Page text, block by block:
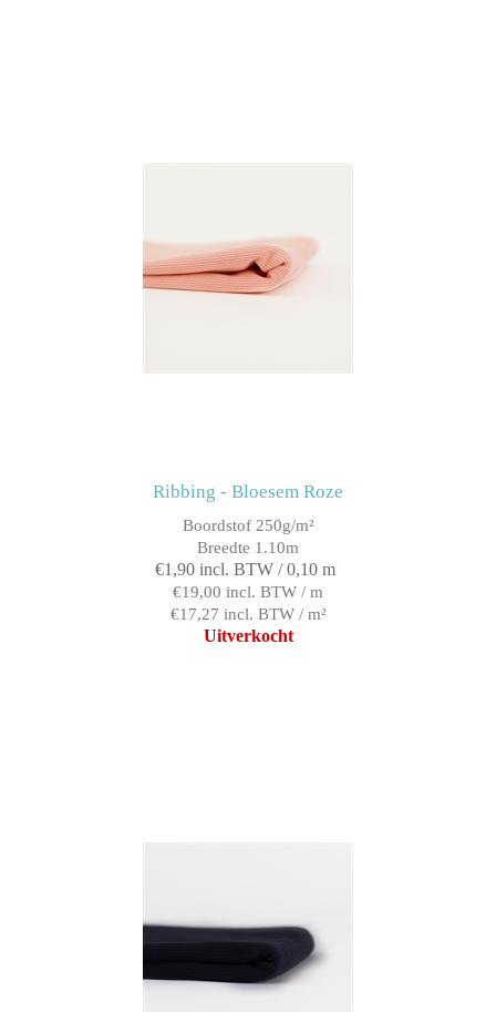
Ribbing - Bloesem Roze
Boordstof 250g/m²
Breedte 1.10m
€1,90 incl. BTW / 0,10 m
€19,00 incl. BTW / m
€17,27 incl. BTW / m²
Uitverkocht